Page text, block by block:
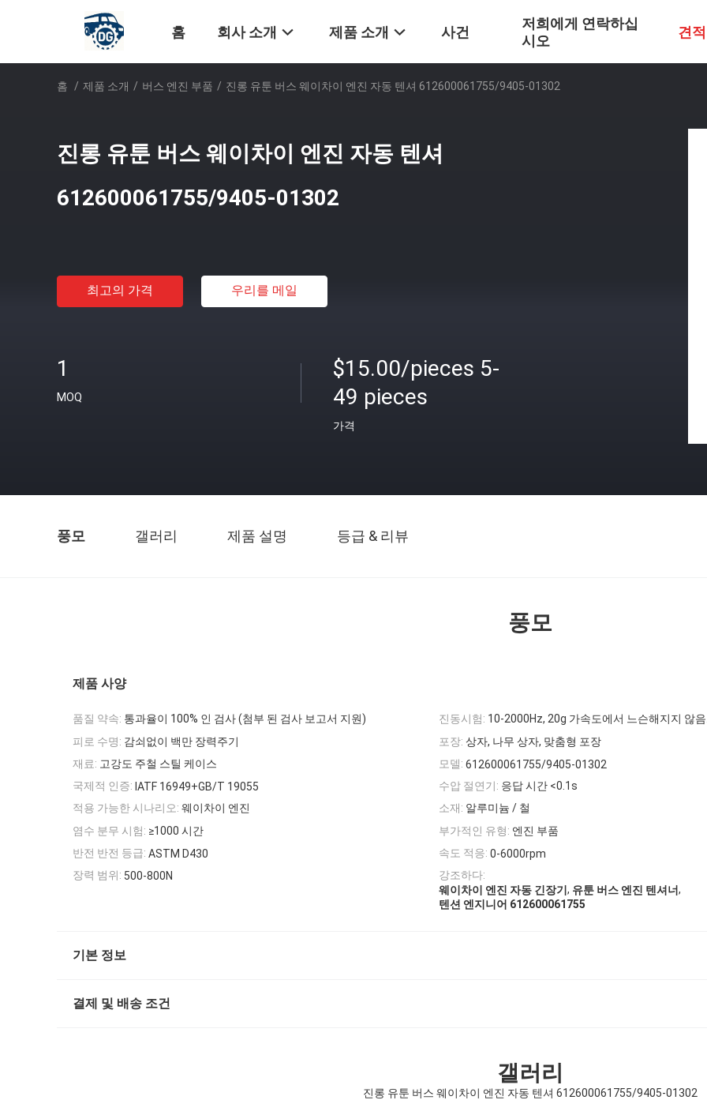
홈 회사 소개 제품 소개 사건
저희에게 연락하십
시오
견
홈 / 제품 소개 / 버스 엔진 부품 / 진롱 유툰 버스 웨이차이 엔진 자동 텐셔 612600061755/9405-01302
진롱 유툰 버스 웨이차이 엔진 자동 텐셔
612600061755/9405-01302
최고의 가격 우리를 메일
1
MOQ
$15.00/pieces 5-
49 pieces
가격
풍모 갤러리 제품 설명 등급 & 리뷰
풍모
제품 사양
품질 약속: 통과율이 100% 인 검사 (첨부 된 검사 보고서 지원) 진동시험: 10-2000Hz, 20g 가속도에서 느슨해지지 않
피로 수명: 감쇠없이 백만 장력주기 포장: 상자, 나무 상자, 맞춤형 포장
재료: 고강도 주철 스틸 케이스 모델: 612600061755/9405-01302
국제적 인증: IATF 16949+GB/T 19055 수압 절연기: 응답 시간 <0.1s
적용 가능한 시나리오: 웨이차이 엔진 소재: 알루미늄 / 철
염수 분무 시험: ≥1000 시간 부가적인 유형: 엔진 부품
반전 반전 등급: ASTM D430 속도 적응: 0-6000rpm
장력 범위: 500-800N
강조하다:
웨이차이 엔진 자동 긴장기 , 유툰 버스 엔진 텐셔너,
텐션 엔지니어 612600061755
기본 정보
결제 및 배송 조건
갤러리
진롱 유툰 버스 웨이차이 엔진 자동 텐셔 612600061755/9405-01302